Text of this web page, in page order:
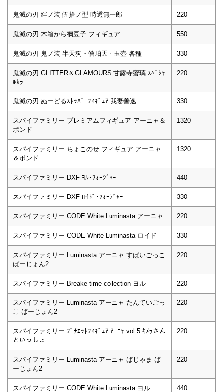
鬼滅の刃 絆ノ装 伍拾ノ型 時透無一郎 220
鬼滅の刃 木箱から禰豆子 フィギュア 550
鬼滅の刃 鬼ノ装 半天狗・僧珀天・玉壺 各種 330
鬼滅の刃 GLITTER＆GLAMOURS 甘露寺蜜璃 ｽﾍﾟｼｬ
ﾙｶﾗｰ
220
鬼滅の刃 ぬーどるｽﾄｯﾊﾟｰﾌｨｷﾞｭｱ 我妻善逸 330
スパイファミリー プレミアムフィギュア アーニャ＆
ボンド
1320
スパイファミリー ちょこのせ フィギュア アーニャ
＆ボンド
1320
スパイファミリー DXF ﾖﾙ･ﾌｫｰｼﾞｬｰ 440
スパイファミリー DXF ﾛｲﾄﾞ･ﾌｫｰｼﾞｬｰ 330
スパイファミリー CODE White Luminasta アーニャ 220
スパイファミリー CODE White Luminasta ロイド 330
スパイファミリー Luminasta アーニャ すぱいごっこ
ばーじょん2
220
スパイファミリー Breake time collection ヨル 220
スパイファミリー Luminasta アーニャ たんていごっ
こ ばーじょん2
220
スパイファミリー ﾌﾟﾁｴｯﾄﾌｨｷﾞｭｱ ｱｰﾆｬ vol.5 ｷﾒﾗさん
といっしょ
220
スパイファミリー Luminasta アーニャ ぱじゃま ば
ーじょん2
220
スパイファミリー CODE White Luminasta ヨル 440